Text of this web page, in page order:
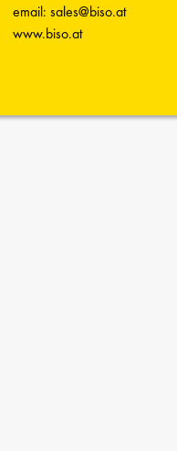
email: sales@biso.at
www.biso.at